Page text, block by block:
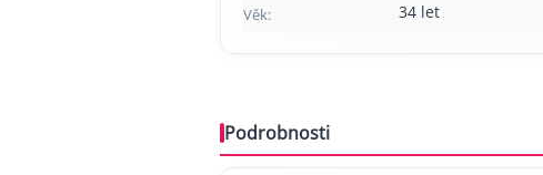
Věk: 34 let
Podrobnosti